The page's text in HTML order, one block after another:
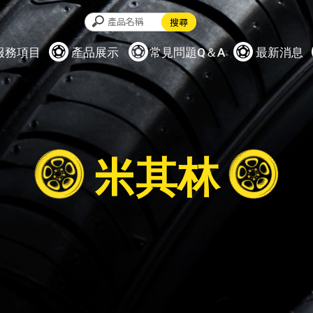
務項目 產品展示 常見問題Q＆A 最新消息
米其林